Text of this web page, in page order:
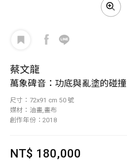
蔡文龍
萬象碑音：功底與亂塗的碰撞
尺寸：72x91 cm 50 號
媒材：油畫,畫布
創作年份：2018
NT$ 180,000